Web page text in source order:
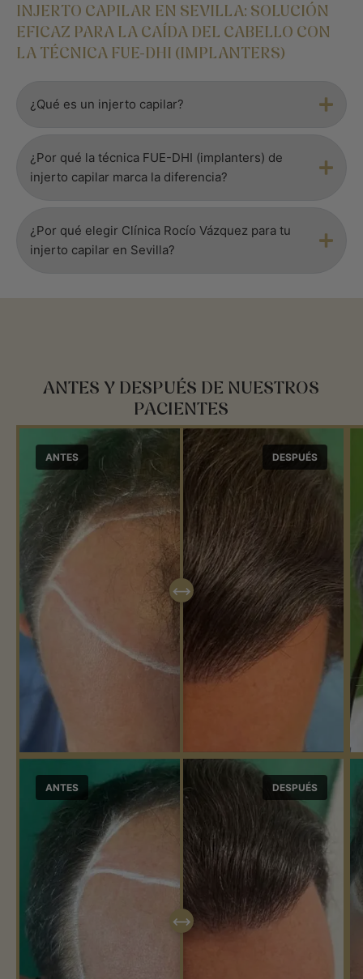
INJERTO CAPILAR EN SEVILLA: SOLUCIÓN
EFICAZ PARA LA CAÍDA DEL CABELLO CON
LA TÉCNICA FUE-DHI (IMPLANTERS)
¿Qué es un injerto capilar?
¿Por qué la técnica FUE-DHI (implanters) de
injerto capilar marca la diferencia?
¿Por qué elegir Clínica Rocío Vázquez para tu
injerto capilar en Sevilla?
ANTES Y DESPUÉS DE NUESTROS
PACIENTES
ANTES DESPUÉS
ANTES DESPUÉS